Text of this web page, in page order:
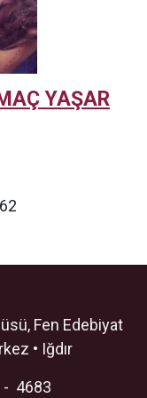
YAŞAR
Fen Edebiyat
• Iğdır
- 4683